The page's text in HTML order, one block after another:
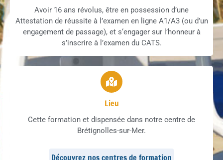
Avoir 16 ans révolus, être en possession d’une
Attestation de réussite à l’examen en ligne A1/A3 (ou d’un
engagement de passage), et s‘engager sur l’honneur à
s’inscrire à l’examen du CATS.
Lieu
Cette formation et dispensée dans notre centre de
Brétignolles-sur-Mer.
Découvrez nos centres de formation